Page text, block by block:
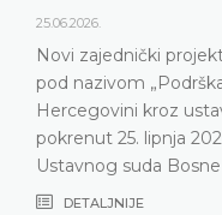
25.06.2026.
Novi zajednički
pod nazivom
Hercegovini kroz
pokrenut 25. lipnja
Ustavnog suda
DETALJNIJE